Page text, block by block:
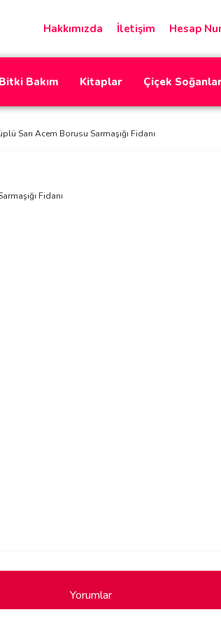
Hakkımızda İletişim Hesap
Bitki Bakım Kitaplar Çiçek
Sarı Acem Borusu Sarmaşığı Fidanı
Yorumlar